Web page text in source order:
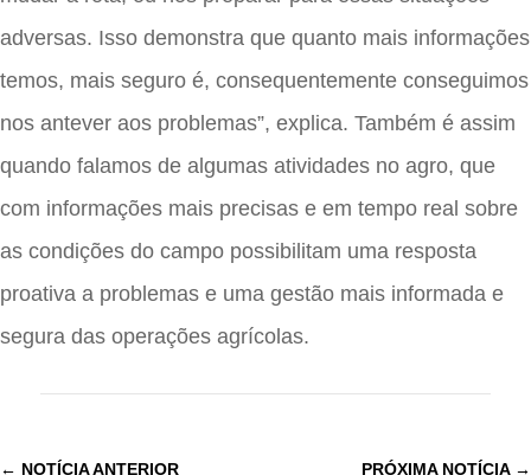
adversas. Isso demonstra que quanto mais informações
temos, mais seguro é, consequentemente conseguimos
nos antever aos problemas”, explica. Também é assim
quando falamos de algumas atividades no agro, que
com informações mais precisas e em tempo real sobre
as condições do campo possibilitam uma resposta
proativa a problemas e uma gestão mais informada e
segura das operações agrícolas.
← NOTÍCIA ANTERIOR PRÓXIMA NOTÍCIA→